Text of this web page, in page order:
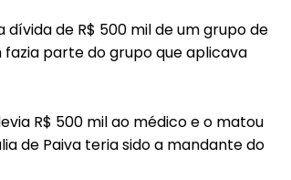
de R$ 500 mil de um grupo de
parte do grupo que aplicava
R$ 500 mil ao médico e o matou
de Paiva teria sido a mandante do